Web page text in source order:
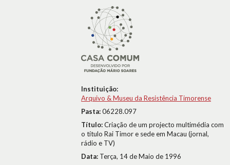
Instituição:
Arquivo & Museu da Resistência Timorense
Pasta:06228.097
Título:Criação de um projecto multimédia com
o título Rai Timor e sede em Macau (jornal,
rádio e TV)
Data: Terça, 14 de Maio de 1996